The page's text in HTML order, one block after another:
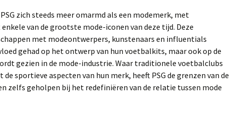
zich steeds meer omarmd als een modemerk, met
van de grootste mode-iconen van deze tijd. Deze
met modeontwerpers, kunstenaars en influentials
gehad op het ontwerp van hun voetbalkits, maar ook op de
gezien in de mode-industrie. Waar traditionele voetbalclubs
sportieve aspecten van hun merk, heeft PSG de grenzen van de
zelfs geholpen bij het redefiniëren van de relatie tussen mode